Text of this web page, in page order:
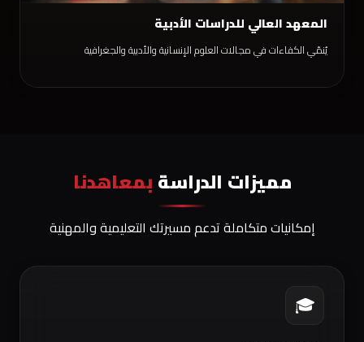
المعهد العالي للدراسات الأدبية
يُنمّي الكفاءات في مجالات العلوم الإنسانية والأدبية والجغرافية
مميزات الدراسة بمعاهدنا
إمكانيات متكاملة تدعم مسيرتك التعليمية والمهنية
🎓